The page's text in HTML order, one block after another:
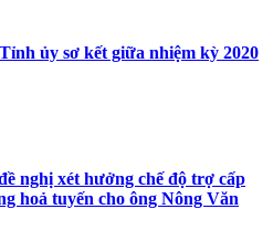
ủy sơ kết giữa nhiệm kỳ 2020
nghị xét hưởng chế độ trợ cấp
hoả tuyến cho ông Nông Văn